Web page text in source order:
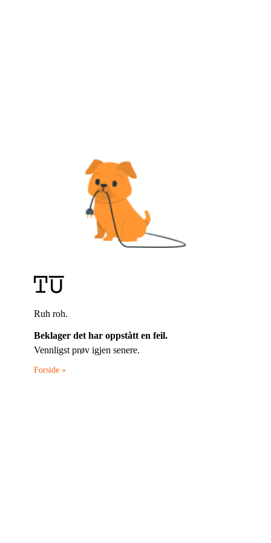
Ruh roh.
Beklager det har oppstått en feil.
Vennligst prøv igjen senere.
Forside »